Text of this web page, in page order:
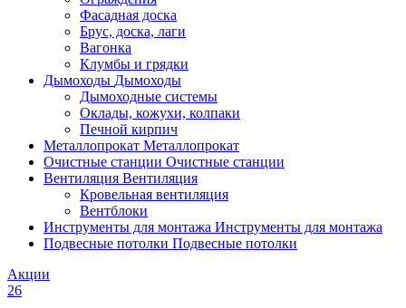
Фасадная доска
Брус, доска, лаги
Вагонка
Клумбы и грядки
Дымоходы Дымоходы
Дымоходные системы
Оклады, кожухи, колпаки
Печной кирпич
Металлопрокат Металлопрокат
Очистные станции Очистные станции
Вентиляция Вентиляция
Кровельная вентиляция
Вентблоки
Инструменты для монтажа Инструменты для монтажа
Подвесные потолки Подвесные потолки
Акции
26